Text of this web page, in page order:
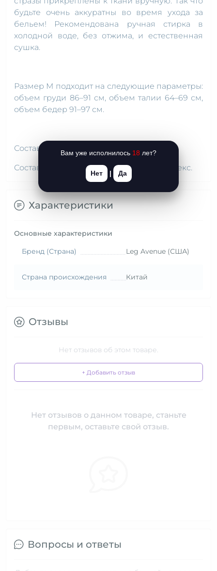
будьте очень аккуратны во время ухода за
бельем! Рекомендована ручная стирка в
холодной воде, без отжима, и естественная
сушка.
Размер М подходит на следующие параметры:
объем груди 86–91 см, объем талии 64–69 см,
объем бедер 91–97 см.
Состав бра: 84 % нейлон, 16 % спандекс.
Состав стрингов: 86 % нейлон, 14 % спандекс.
Характеристики
Основные характеристики
Бренд (Страна) Leg Avenue (США)
Страна происхождения Китай
Отзывы
Нет отзывов об этом товаре.
+ Добавить отзыв
Нет отзывов о данном товаре, станьте
первым, оставьте свой отзыв.
Вопросы и ответы
Вам уже исполнилось 18 лет?
Нет | Да